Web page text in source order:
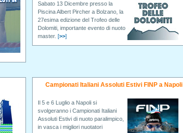
Sabato 13 Dicembre presso la
Piscina Albert Pircher a Bolzano, la
27esima edizione del Trofeo delle
Dolomiti, importante evento di nuoto
master. [>>]
Campionati Italiani Assoluti Estivi FINP a Napoli
Il 5 e 6 Luglio a Napoli si
svolgeranno i Campionati Italiani
Assoluti Estivi di nuoto paralimpico,
in vasca i migliori nuotatori